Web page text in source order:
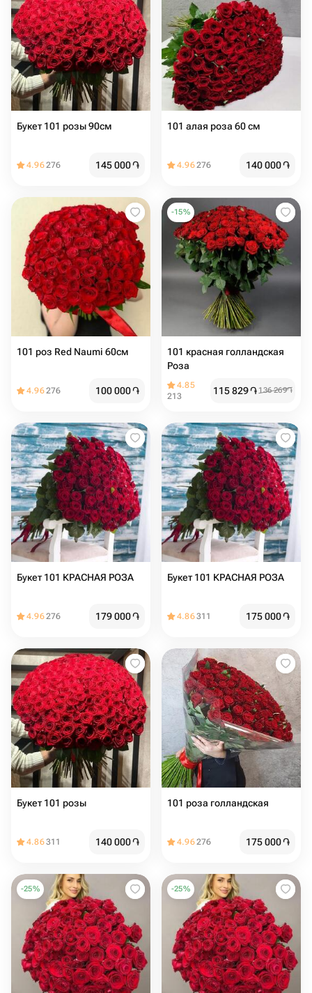
Букет 101 розы 90см
4.96276 145 000֏
101 алая роза 60 см
4.96276 140 000֏
101 роз Red Naumi 60см
4.96276 100 000֏
-15%
101 красная голландская
Роза
4.85
213
115 829֏ 136 269֏
Букет 101 КРАСНАЯ РОЗА
4.96276 179 000֏
Букет 101 КРАСНАЯ РОЗА
4.86311 175 000֏
Букет 101 розы
4.86311 140 000֏
101 роза голландская
4.96276 175 000֏
-25% -25%